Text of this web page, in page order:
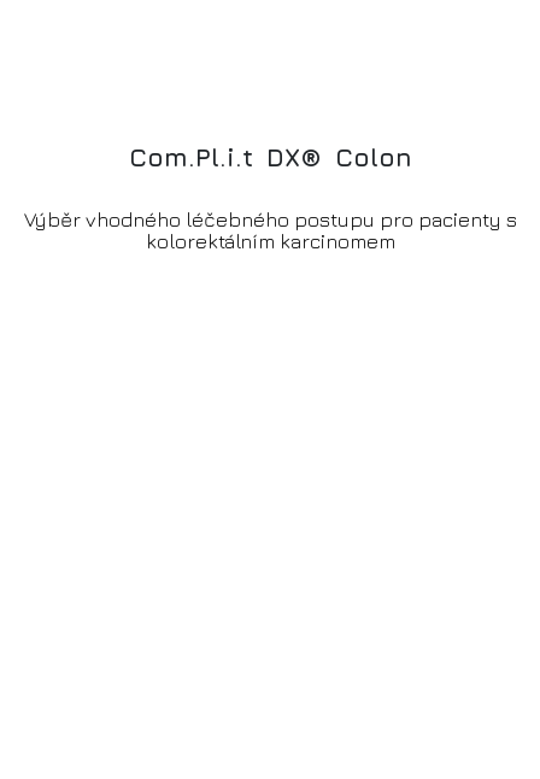
Com.Pl.i.t DX® Colon
Výběr vhodného léčebného postupu pro pacienty s
kolorektálním karcinomem